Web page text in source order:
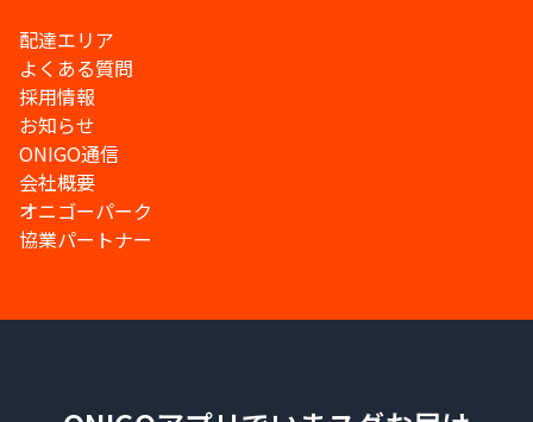
配達エリア
よくある質問
採用情報
お知らせ
ONIGO通信
会社概要
オニゴーパーク
協業パートナー